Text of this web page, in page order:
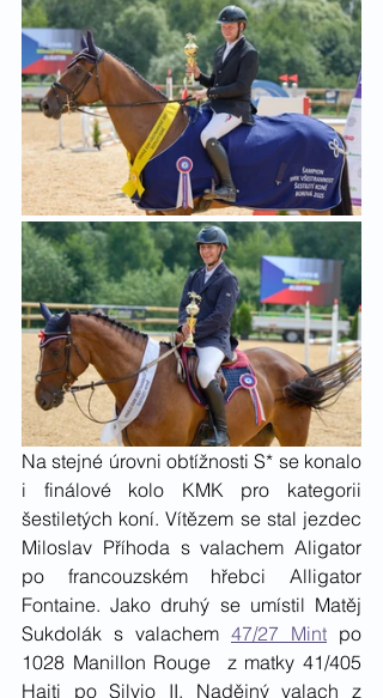
Na stejné úrovni obtížnosti S* se konalo
i finálové kolo KMK pro kategorii
šestiletých koní. Vítězem se stal jezdec
Miloslav Příhoda s valachem Aligator
po francouzském hřebci Alligator
Fontaine. Jako druhý se umístil Matěj
Sukdolák s valachem 47/27 Mint po
1028 Manillon Rouge  z matky 41/405
Haiti po Silvio II. Nadějný valach z